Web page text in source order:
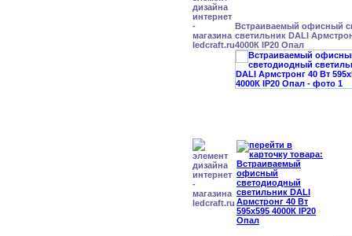
Встраиваемый офисный
светильник DALI
4000К IP20 Опал